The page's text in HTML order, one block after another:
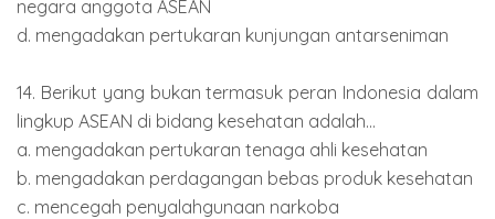
negara anggota ASEAN
d. mengadakan pertukaran kunjungan antarseniman
14. Berikut yang bukan termasuk peran Indonesia dalam
lingkup ASEAN di bidang kesehatan adalah...
a. mengadakan pertukaran tenaga ahli kesehatan
b. mengadakan perdagangan bebas produk kesehatan
c. mencegah penyalahgunaan narkoba